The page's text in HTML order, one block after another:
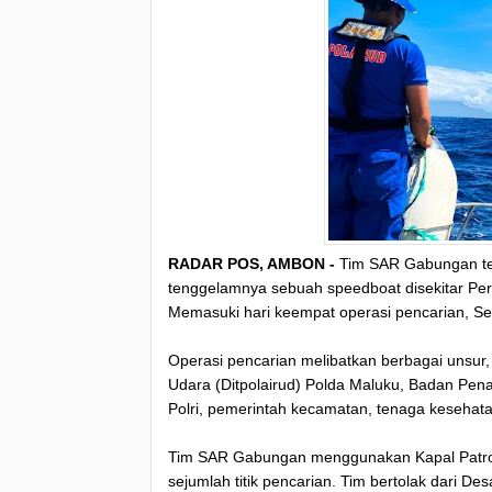
RADAR POS, AMBON - Tim SAR Gabungan
tenggelamnya sebuah speedboat disekitar
Memasuki hari keempat operasi pencarian,
Operasi pencarian melibatkan berbagai
Udara (Ditpolairud) Polda Maluku, Badan
Polri, pemerintah kecamatan, tenaga
Tim SAR Gabungan menggunakan Kapal
sejumlah titik pencarian. Tim bertolak dari